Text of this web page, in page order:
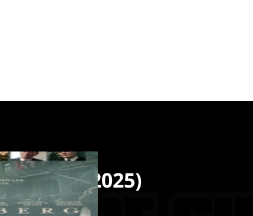
(2025)
agosto 2025